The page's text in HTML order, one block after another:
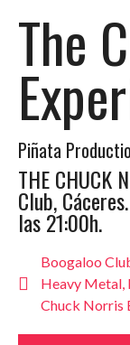
HISTORIAS
The
Piñata
THE CHUCK
Club,
las 21:00h.
Boogaloo
Heavy Metal,
Chuck Norris